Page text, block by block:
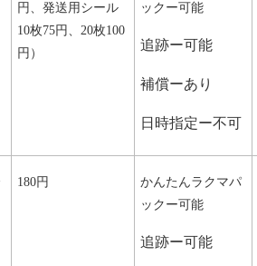
円、発送用シール
10枚75円、20枚100
円）
ックー可能
追跡ー可能
補償ーあり
日時指定ー不可
180円
かんたんラクマパ
ックー可能
追跡ー可能